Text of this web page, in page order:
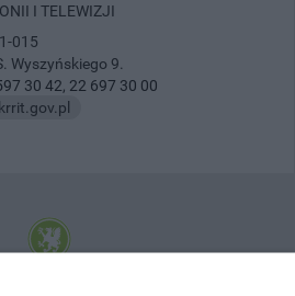
I TELEWIZJI
015
Wyszyńskiego 9.
30 42, 22 697 30 00
z o.o. Internetowy Serwis Informacyjny Miasta